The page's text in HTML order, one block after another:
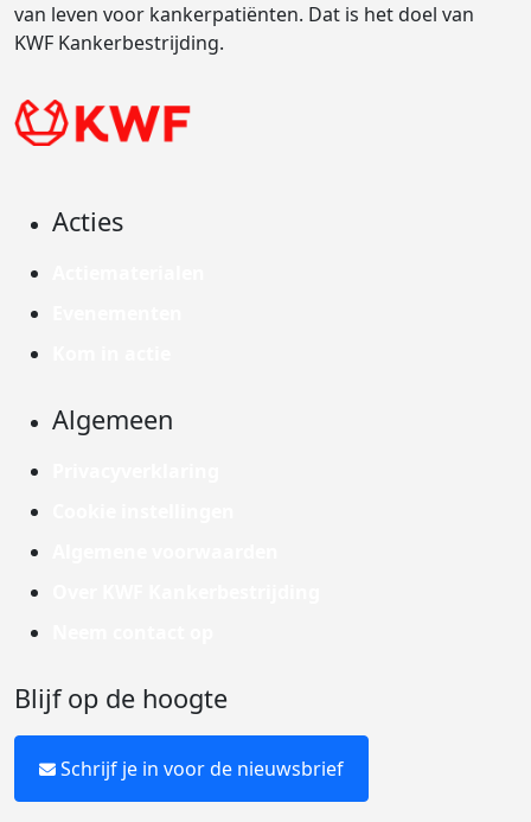
van leven voor kankerpatiënten. Dat is het doel van
KWF Kankerbestrijding.
Acties
Algemeen
Blijf op de hoogte
Schrijf je in voor de nieuwsbrief